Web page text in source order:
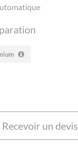
Recevoir un devis